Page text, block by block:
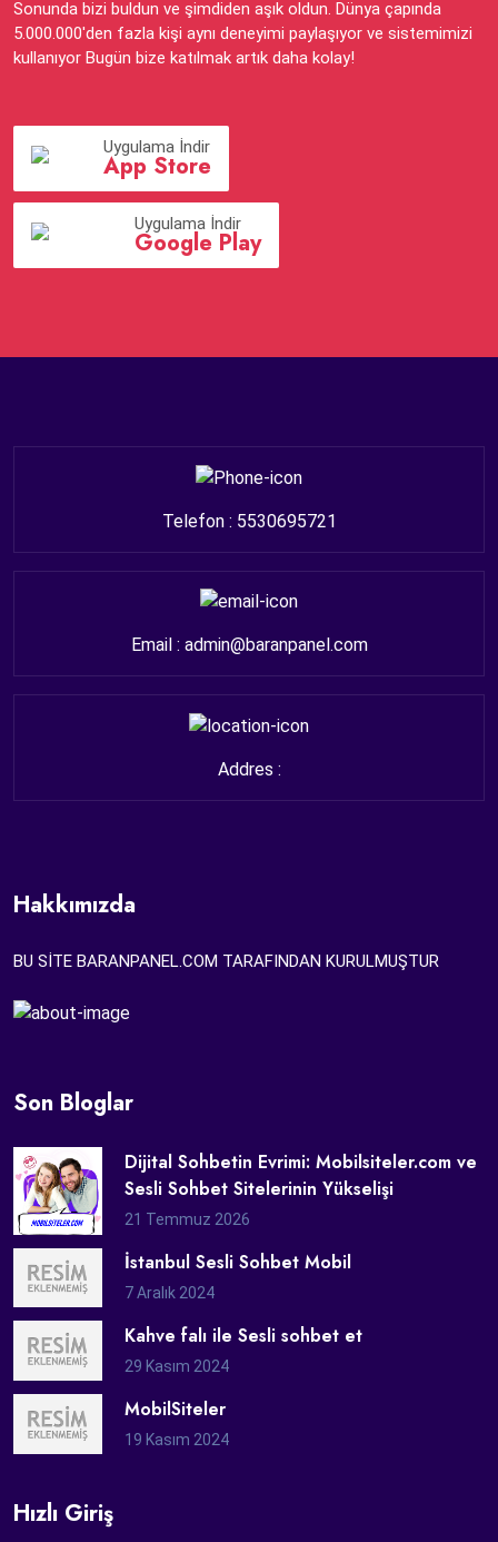
Sonunda bizi buldun ve şimdiden aşık oldun. Dünya çapında
5.000.000'den fazla kişi aynı deneyimi paylaşıyor ve sistemimizi
kullanıyor Bugün bize katılmak artık daha kolay!
Uygulama İndir
App Store
Uygulama İndir
Google Play
Telefon : 5530695721
Email : admin@baranpanel.com
Addres :
Hakkımızda
BU SİTE BARANPANEL.COM TARAFINDAN KURULMUŞTUR
Son Bloglar
Dijital Sohbetin Evrimi: Mobilsiteler.com ve
Sesli Sohbet Sitelerinin Yükselişi
21 Temmuz 2026
İstanbul Sesli Sohbet Mobil
7 Aralık 2024
Kahve falı ile Sesli sohbet et
29 Kasım 2024
MobilSiteler
19 Kasım 2024
Hızlı Giriş